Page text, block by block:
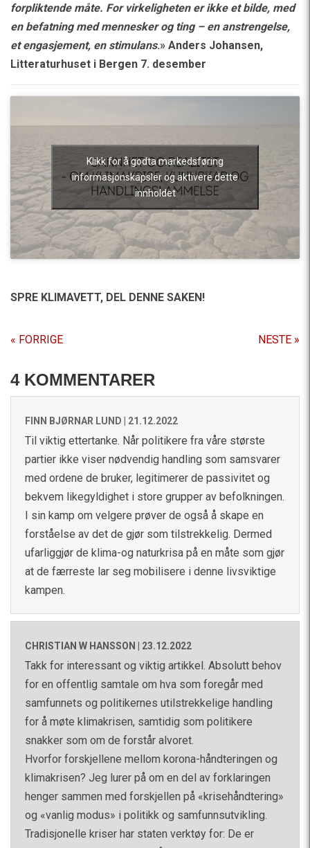
forpliktende måte. For virkeligheten er ikke et bilde, med
en befatning med mennesker og ting – en anstrengelse,
et engasjement, en stimulans.» Anders Johansen,
Litteraturhuset i Bergen 7. desember
Klikk for å godta markedsføring
informasjonskapsler og aktivere dette
innholdet
SPRE KLIMAVETT, DEL DENNE SAKEN!
« FORRIGE NESTE »
4 KOMMENTARER
FINN BJØRNAR LUND | 21.12.2022
Til viktig ettertanke. Når politikere fra våre største
partier ikke viser nødvendig handling som samsvarer
med ordene de bruker, legitimerer de passivitet og
bekvem likegyldighet i store grupper av befolkningen.
I sin kamp om velgere prøver de også å skape en
forståelse av det de gjør som tilstrekkelig. Dermed
ufarliggjør de klima-og naturkrisa på en måte som gjør
at de færreste lar seg mobilisere i denne livsviktige
kampen.
CHRISTIAN W HANSSON | 23.12.2022
Takk for interessant og viktig artikkel. Absolutt behov
for en offentlig samtale om hva som foregår med
samfunnets og politikernes utilstrekkelige handling
for å møte klimakrisen, samtidig som politikere
snakker som om de forstår alvoret.
Hvorfor forskjellene mellom korona-håndteringen og
klimakrisen? Jeg lurer på om en del av forklaringen
henger sammen med forskjellen på «krisehåndtering»
og «vanlig modus» i politikk og samfunnsutvikling.
Tradisjonelle kriser har staten verktøy for: De er